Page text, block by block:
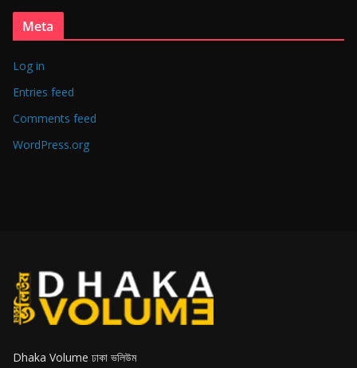
Meta
Log in
Entries feed
Comments feed
WordPress.org
Dhaka Volume ঢাকা ভলিউম